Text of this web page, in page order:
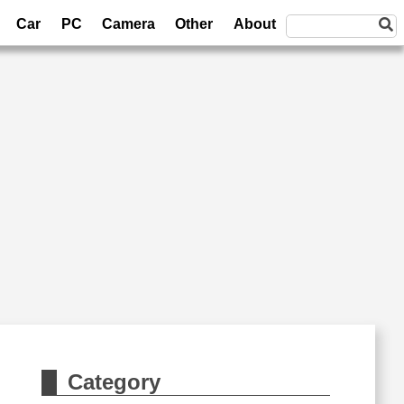
Car PC Camera Other About
Category